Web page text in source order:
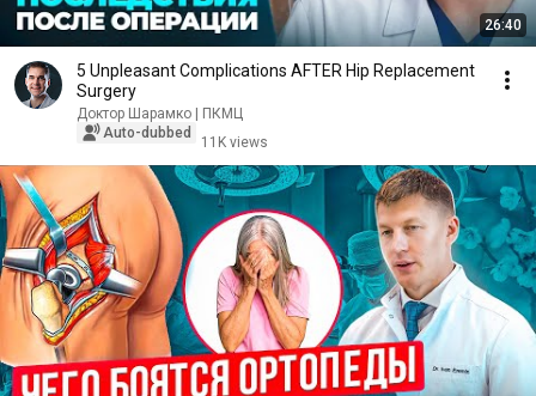
26:40
5 Unpleasant Complications AFTER Hip Replacement
Surgery
Доктор Шарамко | ПКМЦ
Auto-dubbed
11K views